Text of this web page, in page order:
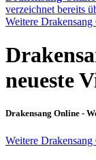
verzeichnet bereits
Weitere
neueste
Drakensang Online -
Weitere